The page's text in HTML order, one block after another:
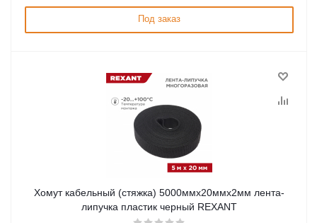
Под заказ
Хомут кабельный (стяжка) 5000ммx20ммx2мм лента-
липучка пластик черный REXANT